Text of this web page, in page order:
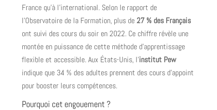
France qu’à l’international. Selon le rapport de
l’Observatoire de la Formation, plus de27 % des Français
ont suivi des cours du soir en 2022. Ce chiffre révèle une
montée en puissance de cette méthode d’apprentissage
flexible et accessible. Aux États-Unis, l’institut Pew
indique que 34 % des adultes prennent des cours d’appoint
pour booster leurs compétences.
Pourquoi cet engouement ?